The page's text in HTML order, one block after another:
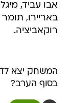
אבו עביד,
באריירו, תומר
רוקאביציה.
המשחק יצא
בסוף הערב?